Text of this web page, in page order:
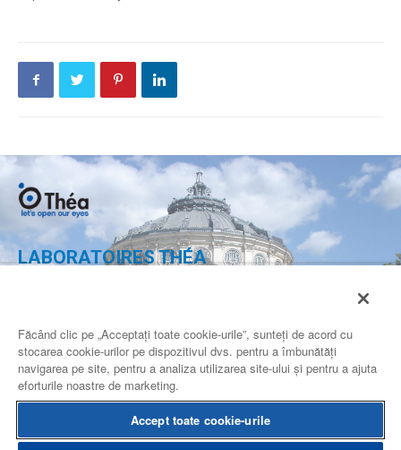
LABORATOIRES THÉA
Sector 5 Bucuresti
ROMANIA
CONTACTEAZA-NE
Făcând clic pe „Acceptați toate cookie-urile”, sunteți de acord cu
stocarea cookie-urilor pe dispozitivul dvs. pentru a îmbunătăți
navigarea pe site, pentru a analiza utilizarea site-ului și pentru a ajuta
eforturile noastre de marketing.
Accept toate cookie-urile